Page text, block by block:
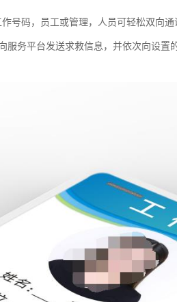
号码，员工或管理，人员可轻松双向通
服务平台发送求救信息，并依次向设置